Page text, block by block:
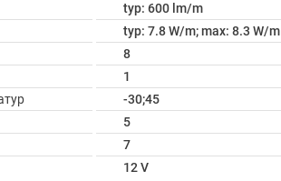
typ: 600 lm/m
typ: 7.8 W/m; max: 8.3 W/m
8
1
-30;45
5
7
12 V